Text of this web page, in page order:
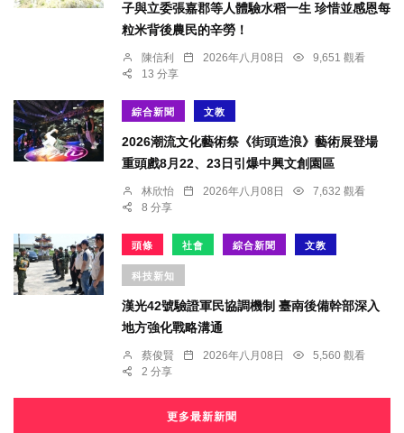
子與立委張嘉郡等人體驗水稻一生 珍惜並感恩每
粒米背後農民的辛勞！
陳信利 2026年八月08日
9,651 觀看
13 分享
綜合新聞 文教
2026潮流文化藝術祭《街頭造浪》藝術展登場
重頭戲8月22、23日引爆中興文創園區
林欣怡 2026年八月08日
7,632 觀看
8 分享
頭條 社會 綜合新聞 文教
科技新知
漢光42號驗證軍民協調機制 臺南後備幹部深入
地方強化戰略溝通
蔡俊賢 2026年八月08日
5,560 觀看
2 分享
更多最新新聞